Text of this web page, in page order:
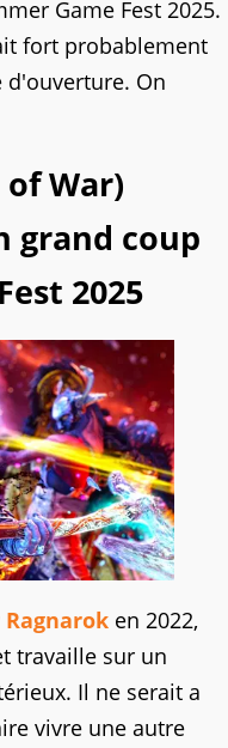
Game Fest 2025.
fort probablement
On
War)
grand coup
2025
Ragnarok en 2022,
travaille sur un
Il ne serait a
vivre une autre